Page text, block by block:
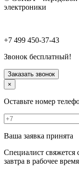
Раменское
Руза
Сергиев Посад
Серпухов
Солнечногорск
Старая Купавна
Ступино
Фрязино
Химки
Хотьково
Чехов
Шатура
Щелково
Щербинка
электроники
+7 499 450-37-43
Звонок бесплатный!
Заказать звонок
×
Оставьте номер
Ваша заявка принята
Специалист свяжется
завтра в рабочее